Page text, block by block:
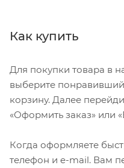
заказе вы получите
Как купить
Для покупки товара в
выберите
корзину. Далее
«Оформить заказ» или
Когда оформляете
телефон и e-mail. Вам